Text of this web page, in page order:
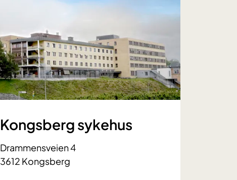
Kongsberg sykehus
Drammensveien 4
3612 Kongsberg